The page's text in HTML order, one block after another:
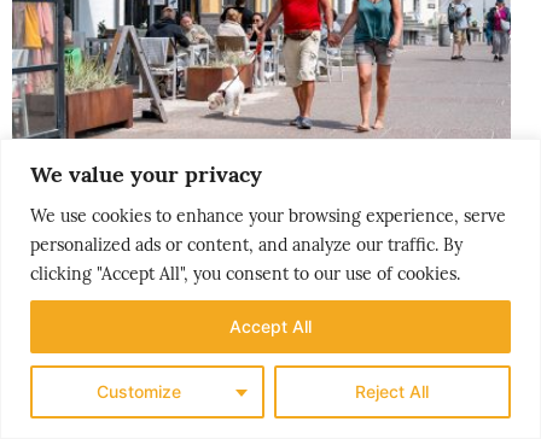
We value your privacy
We use cookies to enhance your browsing experience, serve
personalized ads or content, and analyze our traffic. By
clicking "Accept All", you consent to our use of cookies.
Customize Reject All
Accept All
THE NORDICS
LØKKENS NYE LIV